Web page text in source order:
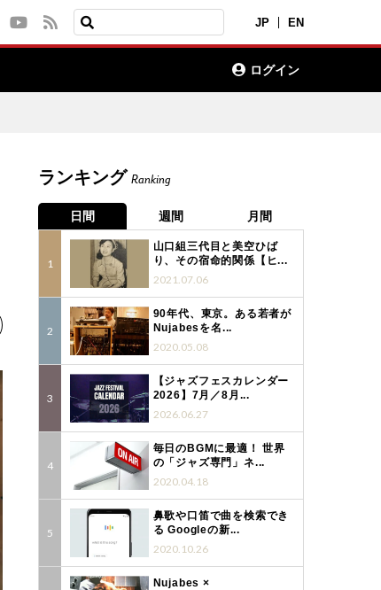
JP EN
ログイン
ランキング Ranking
日間 週間 月間
山口組三代目と美空ひば
り、その宿命的関係【ヒ...
2021.07.06
90年代、東京。ある若者が
Nujabesを名...
2020.05.08
【ジャズフェスカレンダー
2026】7月／8月...
2026.06.27
毎日のBGMに最適！ 世界
の「ジャズ専門」ネ...
2020.04.18
鼻歌や口笛で曲を検索でき
る Googleの新...
2020.10.26
Nujabes ×